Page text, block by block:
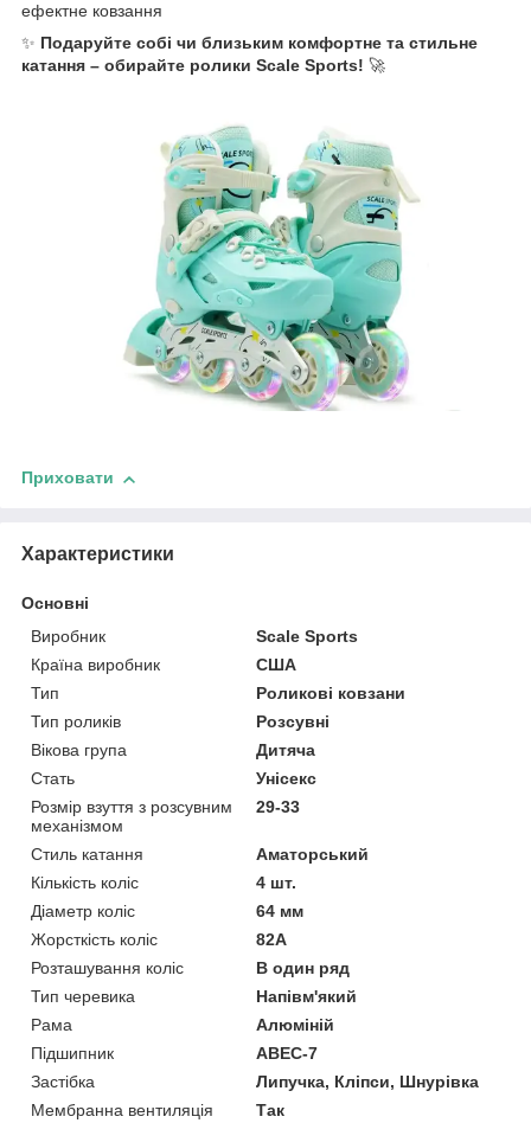
ефектне ковзання
✨ Подаруйте собі чи близьким комфортне та стильне
катання – обирайте ролики Scale Sports! 🚀
Приховати
Характеристики
Основні
Виробник
Scale Sports
Країна виробник
США
Тип
Роликові ковзани
Тип роликів
Розсувні
Вікова група
Дитяча
Стать
Унісекс
Розмір взуття з розсувним
механізмом
29-33
Стиль катання
Аматорський
Кількість коліс
4 шт.
Діаметр коліс
64 мм
Жорсткість коліс
82А
Розташування коліс
В один ряд
Тип черевика
Напівм'який
Рама
Алюміній
Підшипник
ABEC-7
Застібка
Липучка, Кліпси, Шнурівка
Мембранна вентиляція
Так